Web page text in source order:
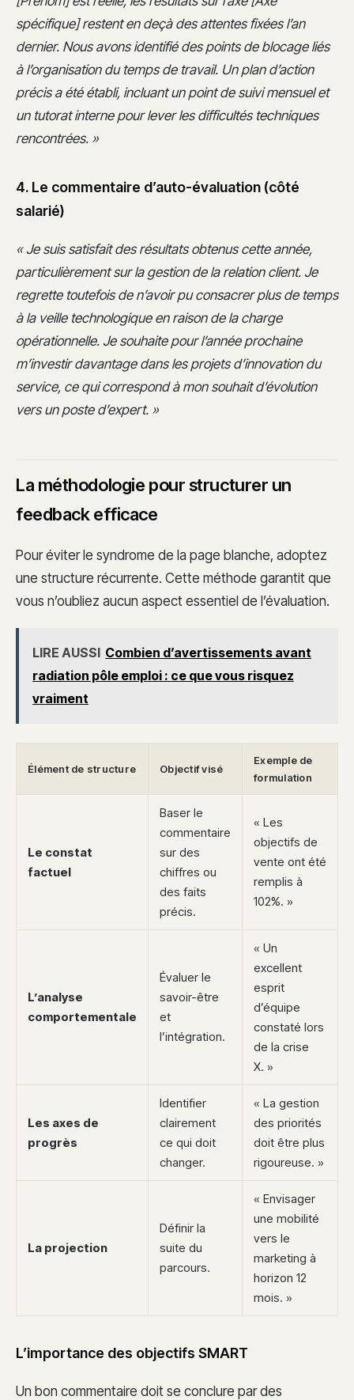
spécifique] restent en deçà des attentes fixées l’an
dernier. Nous avons identifié des points de blocage liés
à l’organisation du temps de travail. Un plan d’action
précis a été établi, incluant un point de suivi mensuel et
un tutorat interne pour lever les difficultés techniques
rencontrées. »
4. Le commentaire d’auto-évaluation (côté
salarié)
« Je suis satisfait des résultats obtenus cette année,
particulièrement sur la gestion de la relation client. Je
regrette toutefois de n’avoir pu consacrer plus de temps
à la veille technologique en raison de la charge
opérationnelle. Je souhaite pour l’année prochaine
m’investir davantage dans les projets d’innovation du
service, ce qui correspond à mon souhait d’évolution
vers un poste d’expert. »
La méthodologie pour structurer un
feedback efficace
Pour éviter le syndrome de la page blanche, adoptez
une structure récurrente. Cette méthode garantit que
vous n’oubliez aucun aspect essentiel de l’évaluation.
LIRE AUSSI Combien d’avertissements avant
radiation pôle emploi : ce que vous risquez
vraiment
Élément de structure Objectif visé
Exemple de
formulation
Le constat
factuel
Baser le
commentaire
sur des
chiffres ou
des faits
précis.
« Les
objectifs de
vente ont été
remplis à
102%. »
L’analyse
comportementale
Évaluer le
savoir-être
et
l’intégration.
« Un
excellent
esprit
d’équipe
constaté lors
de la crise
X. »
Les axes de
progrès
Identifier
clairement
ce qui doit
changer.
« La gestion
des priorités
doit être plus
rigoureuse. »
La projection
Définir la
suite du
parcours.
« Envisager
une mobilité
vers le
marketing à
horizon 12
mois. »
L’importance des objectifs SMART
Un bon commentaire doit se conclure par des